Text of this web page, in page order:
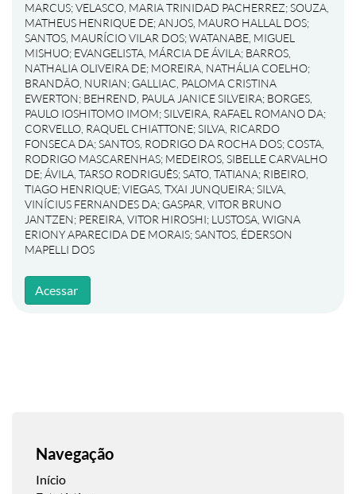
MARCUS;VELASCO, MARIA TRINIDAD PACHERREZ;SOUZA,
MATHEUS HENRIQUE DE;ANJOS, MAURO HALLAL DOS;
SANTOS, MAURÍCIO VILAR DOS;WATANABE, MIGUEL
MISHUO; EVANGELISTA, MÁRCIA DE ÁVILA; BARROS,
NATHALIA OLIVEIRA DE; MOREIRA, NATHÁLIA COELHO;
BRANDÃO, NURIAN; GALLIAC, PALOMA CRISTINA
EWERTON; BEHREND, PAULA JANICE SILVEIRA; BORGES,
PAULO IOSHITOMO IMOM;SILVEIRA, RAFAEL ROMANO DA;
CORVELLO, RAQUEL CHIATTONE;SILVA, RICARDO
FONSECA DA;SANTOS, RODRIGO DA ROCHA DOS; COSTA,
RODRIGO MASCARENHAS; MEDEIROS, SIBELLE CARVALHO
DE;ÁVILA, TARSO RODRIGUÊS;SATO, TATIANA; RIBEIRO,
TIAGO HENRIQUE;VIEGAS, TXAI JUNQUEIRA;SILVA,
VINÍCIUS FERNANDES DA; GASPAR, VITOR BRUNO
JANTZEN; PEREIRA, VITOR HIROSHI; LUSTOSA, WIGNA
ERIONY APARECIDA DE MORAIS;SANTOS, ÉDERSON
MAPELLI DOS
Acessar
Navegação
Início